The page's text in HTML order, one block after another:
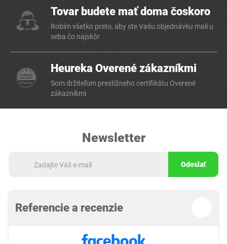
Tovar budete mať doma čoskoro
Robím všetko preto, aby ste Vašu objednávku mali u
seba čo najskôr
Heureka Overené zákazníkmi
Som držiteľom prestížneho certifikátu Overené
zákazníkmi
Newsletter
Odoslať
Referencie a recenzie